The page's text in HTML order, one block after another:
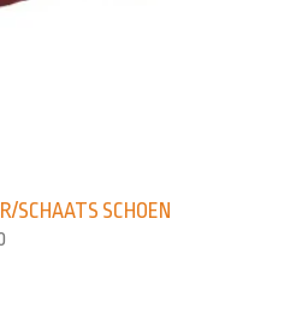
SCHAATS SCHOEN